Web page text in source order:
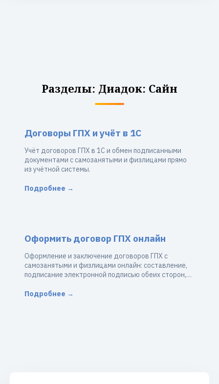
Разделы: Диадок: Сайн
Договоры ГПХ и учёт в 1С
Учёт договоров ГПХ в 1С и обмен подписанными
документами с самозанятыми и физлицами прямо
из учётной системы.
Подробнее →
Оформить договор ГПХ онлайн
Оформление и заключение договоров ГПХ с
самозанятыми и физлицами онлайн: составление,
подписание электронной подписью обеих сторон,
Подробнее →